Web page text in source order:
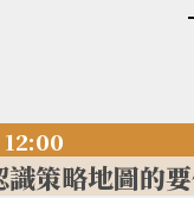
12:00
策略地圖的要